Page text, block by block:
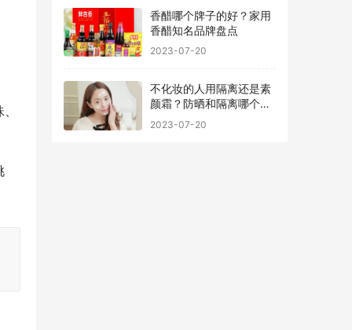
香醋哪个牌子的好？家用
香醋知名品牌盘点
2023-07-20
不化妆的人用隔离还是素
颜霜？防晒和隔离哪个先
用最好
2023-07-20